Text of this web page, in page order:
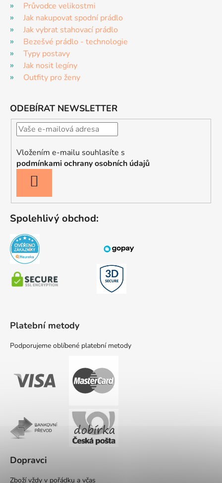
Průvodce velikostmi
Jak nakupovat spodní prádlo
Jak vybrat stahovací prádlo
Bezešvé prádlo - technologie
Typy postavy
Jak nosit legíny
Outfity pro ženy
ODEBÍRAT NEWSLETTER
Vložením e-mailu souhlasíte s
podmínkami ochrany osobních údajů
SE
Spolehlivý obchod:
Platební metody
Podporujeme oblíbené platební metody
Dopravci
Zboží vždy v pořádku a včas